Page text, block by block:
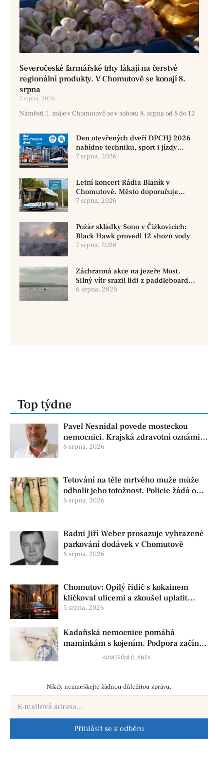
Severočeské farmářské trhy lákají na čerstvé
regionální produkty. V Chomutově se konají 8.
srpna
7 srpna, 2026
Náměstí 1. máje v Chomutově se v sobotu 8. srpna od 8 do 12
Den otevřených dveří DPCHJ 2026
nabídne techniku, sport i jízdy
historickými vozy
7 srpna, 2026
Letní koncert Rádia Blaník v
Chomutově. Město doporučuje
využít MHD
7 srpna, 2026
Požár skládky Sono v Čížkovicích:
Black Hawk provedl 12 shozů vody
7 srpna, 2026
Záchranná akce na jezeře Most.
Silný vítr srazil lidi z paddleboardů,
dvě osoby se pohřešují
6 srpna, 2026
Top týdne
Pavel Nesnídal povede mosteckou
nemocnici. Krajská zdravotní oznámila
změnu ve vedení
6 srpna, 2026
Tetování na těle mrtvého muže může
odhalit jeho totožnost. Policie žádá o
pomoc
6 srpna, 2026
Radní Jiří Weber prosazuje vyhrazené
parkování dodávek v Chomutově
6 srpna, 2026
Chomutov: Opilý řidič s kokainem
kličkoval ulicemi a zkoušel uplatit
policisty
5 srpna, 2026
Kadaňská nemocnice pomáhá
maminkám s kojením. Podpora začíná
už před porodemKOMERČNÍ ČLÁNEK
Nikdy nezmeškejte žádnou důležitou zprávu.
Přihlásit se k odběru